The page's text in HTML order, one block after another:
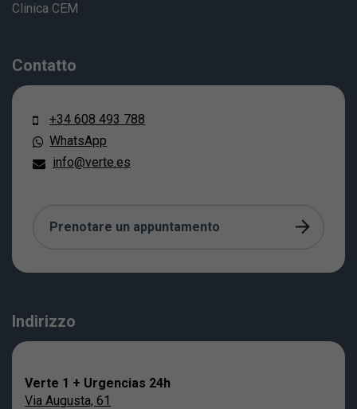
Clinica CEM
Contatto
+34 608 493 788
WhatsApp
info@verte.es
Prenotare un appuntamento
Indirizzo
Verte 1 + Urgencias 24h
Via Augusta, 61